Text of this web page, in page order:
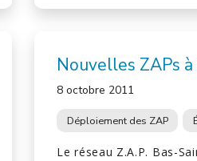
Nouvelles ZAPs
8 octobre 2011
Déploiement des ZAP
Le réseau Z.A.P. Bas-